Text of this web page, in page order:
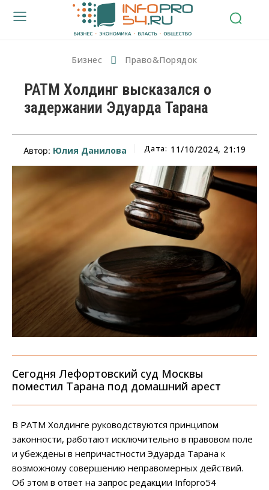
Бизнес Право&Порядок
РАТМ Холдинг высказался о
задержании Эдуарда Тарана
Автор: Юлия Данилова Дата: 11/10/2024, 21:19
Сегодня Лефортовский суд Москвы
поместил Тарана под домашний арест
В РАТМ Холдинге руководствуются принципом
законности, работают исключительно в правовом поле
и убеждены в непричастности Эдуарда Тарана к
возможному совершению неправомерных действий.
Об этом в ответ на запрос редакции Infopro54